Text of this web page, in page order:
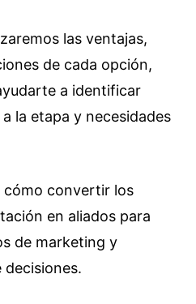
las ventajas,
de cada opción,
a identificar
la etapa y necesidades
cómo convertir los
en aliados para
de marketing y